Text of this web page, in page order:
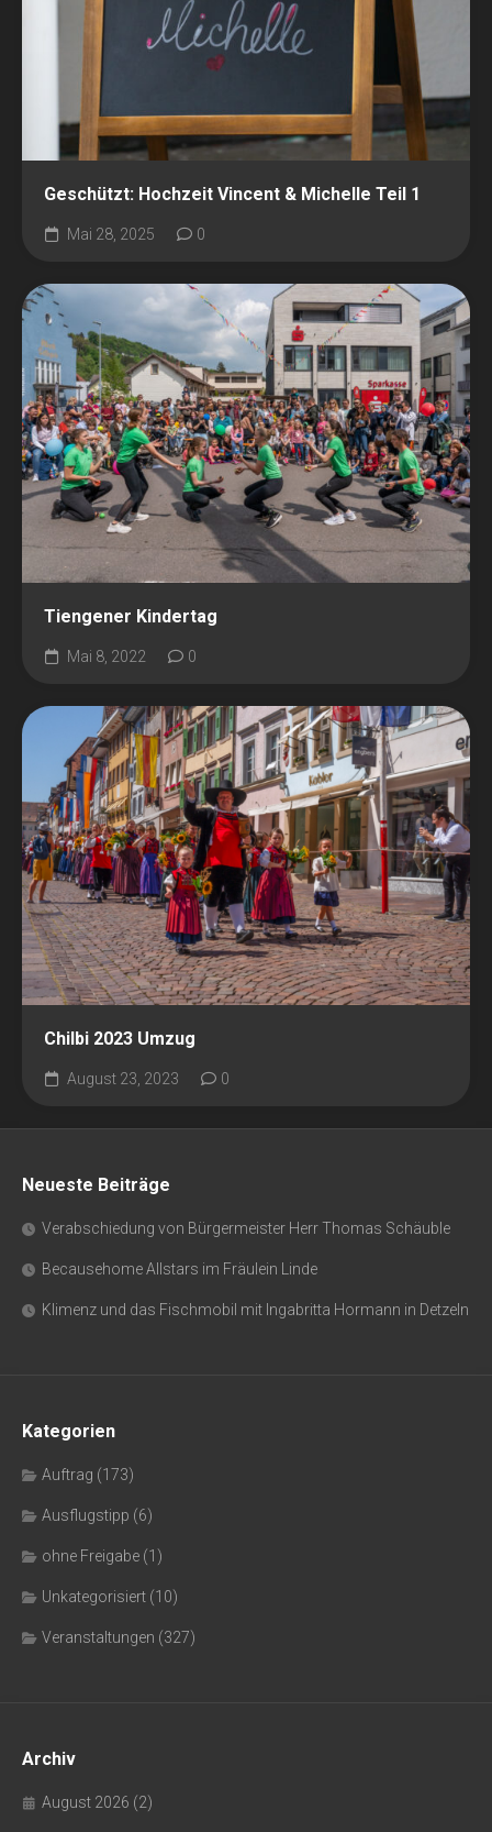
Geschützt: Hochzeit Vincent & Michelle Teil 1
Mai 28, 2025 0
Tiengener Kindertag
Mai 8, 2022 0
Chilbi 2023 Umzug
August 23, 2023 0
Neueste Beiträge
Verabschiedung von Bürgermeister Herr Thomas Schäuble
Becausehome Allstars im Fräulein Linde
Klimenz und das Fischmobil mit Ingabritta Hormann in Detzeln
Kategorien
Auftrag (173)
Ausflugstipp (6)
ohne Freigabe (1)
Unkategorisiert (10)
Veranstaltungen (327)
Archiv
August 2026 (2)